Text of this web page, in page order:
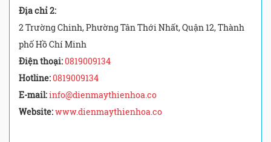
Địa chỉ 2:
2 Trường Chinh, Phường Tân Thới Nhất, Quận 12, Thành
phố Hồ Chí Minh
Điện thoại:0819009134
Hotline:0819009134
E-mail:info@dienmaythienhoa.co
Website:www.dienmaythienhoa.co